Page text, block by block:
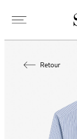
Retour